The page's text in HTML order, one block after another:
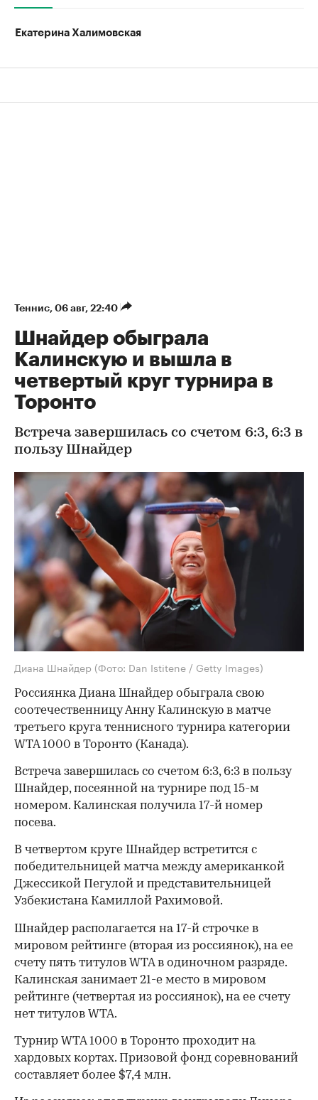
Екатерина Халимовская
Теннис⁠, 06 авг, 22:40
Шнайдер обыграла
Калинскую и вышла в
четвертый круг турнира в
Торонто
Встреча завершилась со счетом 6:3, 6:3 в
пользу Шнайдер
Диана Шнайдер (Фото: Dan Istitene / Getty Images)
Россиянка Диана Шнайдер обыграла свою
соотечественницу Анну Калинскую в матче
третьего круга теннисного турнира категории
WTA 1000 в Торонто (Канада).
Встреча завершилась со счетом 6:3, 6:3 в пользу
Шнайдер, посеянной на турнире под 15-м
номером. Калинская получила 17-й номер
посева.
В четвертом круге Шнайдер встретится с
победительницей матча между американкой
Джессикой Пегулой и представительницей
Узбекистана Камиллой Рахимовой.
00:00 00:00
Шнайдер располагается на 17-й строчке в
мировом рейтинге (вторая из россиянок), на ее
счету пять титулов WTA в одиночном разряде.
Калинская занимает 21-е место в мировом
рейтинге (четвертая из россиянок), на ее счету
нет титулов WTA.
Турнир WTA 1000 в Торонто проходит на
хардовых кортах. Призовой фонд соревнований
составляет более $7,4 млн.